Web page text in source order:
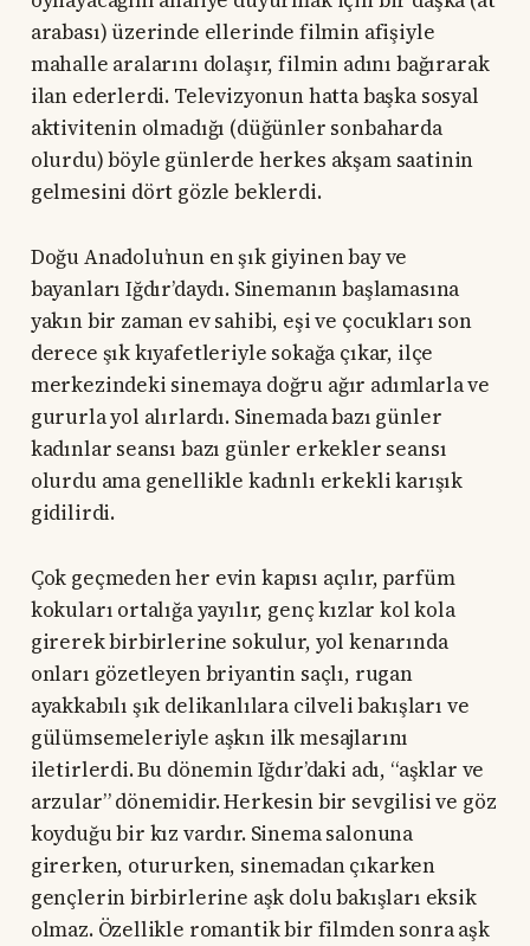
arabası) üzerinde ellerinde filmin afişiyle
mahalle aralarını dolaşır, filmin adını bağırarak
ilan ederlerdi. Televizyonun hatta başka sosyal
aktivitenin olmadığı (düğünler sonbaharda
olurdu) böyle günlerde herkes akşam saatinin
gelmesini dört gözle beklerdi.
Doğu Anadolu’nun en şık giyinen bay ve
bayanları Iğdır’daydı. Sinemanın başlamasına
yakın bir zaman ev sahibi, eşi ve çocukları son
derece şık kıyafetleriyle sokağa çıkar, ilçe
merkezindeki sinemaya doğru ağır adımlarla ve
gururla yol alırlardı. Sinemada bazı günler
kadınlar seansı bazı günler erkekler seansı
olurdu ama genellikle kadınlı erkekli karışık
gidilirdi.
Çok geçmeden her evin kapısı açılır, parfüm
kokuları ortalığa yayılır, genç kızlar kol kola
girerek birbirlerine sokulur, yol kenarında
onları gözetleyen briyantin saçlı, rugan
ayakkabılı şık delikanlılara cilveli bakışları ve
gülümsemeleriyle aşkın ilk mesajlarını
iletirlerdi. Bu dönemin Iğdır’daki adı, “aşklar ve
arzular” dönemidir. Herkesin bir sevgilisi ve göz
koyduğu bir kız vardır. Sinema salonuna
girerken, otururken, sinemadan çıkarken
gençlerin birbirlerine aşk dolu bakışları eksik
olmaz. Özellikle romantik bir filmden sonra aşk